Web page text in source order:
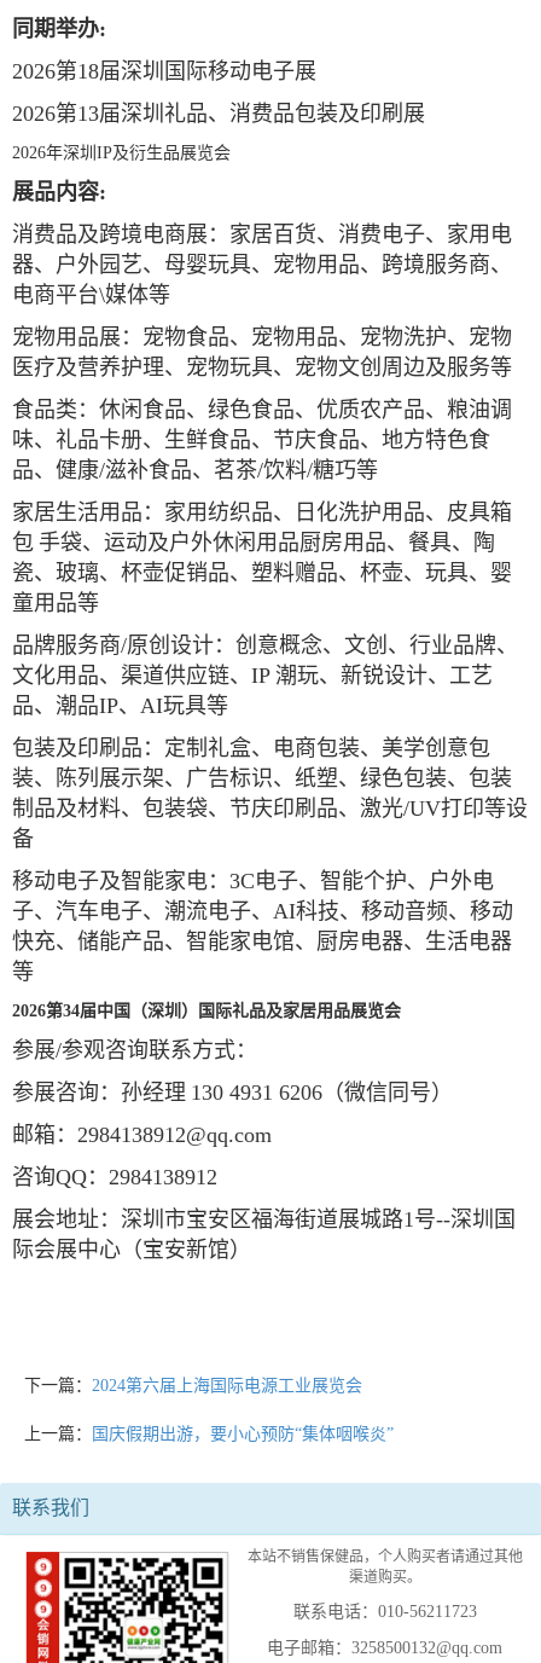
同期举办:
2026第18届深圳国际移动电子展
2026第13届深圳礼品、消费品包装及印刷展
2026年深圳 IP及衍生品展览会
展品内容:
消费品及跨境电商展：家居百货、消费电子、家用电
器、户外园艺、母婴玩具、宠物用品、跨境服务商、
电商平台\媒体等
宠物用品展：宠物食品、宠物用品、宠物洗护、宠物
医疗及营养护理、宠物玩具、宠物文创周边及服务等
食品类：休闲食品、绿色食品、优质农产品、粮油调
味、礼品卡册、生鲜食品、节庆食品、地方特色食
品、健康/滋补食品、茗茶/饮料/糖巧等
家居生活用品：家用纺织品、日化洗护用品、皮具箱
包 手袋、运动及户外休闲用品厨房用品、餐具、陶
瓷、玻璃、杯壶促销品、塑料赠品、杯壶、玩具、婴
童用品等
品牌服务商/原创设计：创意概念、文创、行业品牌、
文化用品、渠道供应链、 IP 潮玩、新锐设计、工艺
品、潮品IP、 AI玩具等
包装及印刷品：定制礼盒、电商包装、美学创意包
装、陈列展示架、广告标识、纸塑、绿色包装、包装
制品及材料、包装袋、节庆印刷品、激光/UV打印等设
备
移动电子及智能家电： 3C电子、智能个护、户外电
子、汽车电子、潮流电子、 AI科技、移动音频、移动
快充、储能产品、智能家电馆、厨房电器、生活电器
等
2026第34届中国（深圳）国际礼品及家居用品展览会
参展/参观咨询联系方式：
参展咨询：孙经理 130 4931 6206 （微信同号）
邮箱： 2984138912@qq.com
咨询QQ： 2984138912
展会地址：深圳市宝安区福海街道展城路1号--深圳国
际会展中心（宝安新馆）
下一篇： 2024第六届上海国际电源工业展览会
上一篇： 国庆假期出游，要小心预防“集体咽喉炎”
联系我们
本站不销售保健品，个人购买者请通过其他
渠道购买。
联系电话：010-56211723
电子邮箱：3258500132@qq.com